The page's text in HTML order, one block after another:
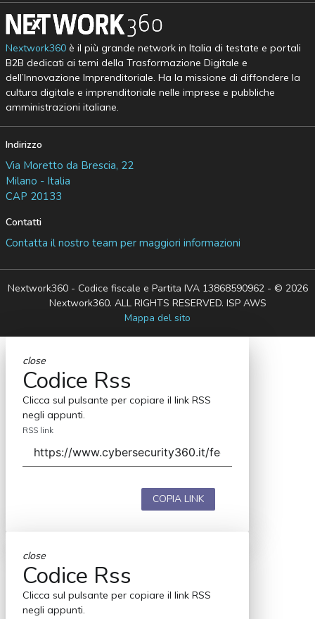
Nextwork360è il più grande network in Italia di testate e portali
B2B dedicati ai temi della Trasformazione Digitale e
dell’Innovazione Imprenditoriale. Ha la missione di diffondere la
cultura digitale e imprenditoriale nelle imprese e pubbliche
amministrazioni italiane.
Indirizzo
Via Moretto da Brescia, 22
Milano - Italia
CAP 20133
Contatti
Contatta il nostro team per maggiori informazioni
Nextwork360 - Codice fiscale e Partita IVA 13868590962 - © 2026
Nextwork360. ALL RIGHTS RESERVED. ISP AWS
Mappa del sito
close
Codice Rss
Clicca sul pulsante per copiare il link RSS
negli appunti.
RSS link
COPIA LINK
close
Codice Rss
Clicca sul pulsante per copiare il link RSS
negli appunti.